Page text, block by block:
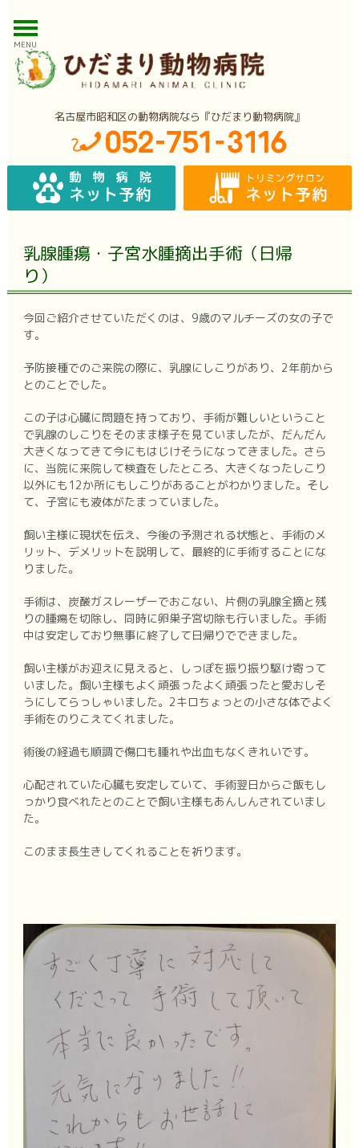
MENU
名古屋市昭和区の動物病院なら『ひだまり動物病院』
乳腺腫瘍・子宮水腫摘出手術（日帰
り）
今回ご紹介させていただくのは、9歳のマルチーズの女の子で
す。
予防接種でのご来院の際に、乳腺にしこりがあり、2年前から
とのことでした。
この子は心臓に問題を持っており、手術が難しいということ
で乳腺のしこりをそのまま様子を見ていましたが、だんだん
大きくなってきて今にもはじけそうになってきました。さら
に、当院に来院して検査をしたところ、大きくなったしこり
以外にも12か所にもしこりがあることがわかりました。そし
て、子宮にも液体がたまっていました。
飼い主様に現状を伝え、今後の予測される状態と、手術のメ
リット、デメリットを説明して、最終的に手術することにな
りました。
手術は、炭酸ガスレーザーでおこない、片側の乳腺全摘と残
りの腫瘍を切除し、同時に卵巣子宮切除も行いました。手術
中は安定しており無事に終了して日帰りでできました。
飼い主様がお迎えに見えると、しっぽを振り振り駆け寄って
いました。飼い主様もよく頑張ったよく頑張ったと愛おしそ
うにしてらっしゃいました。2キロちょっとの小さな体でよく
手術をのりこえてくれました。
術後の経過も順調で傷口も腫れや出血もなくきれいです。
心配されていた心臓も安定していて、手術翌日からご飯もし
っかり食べれたとのことで飼い主様もあんしんされていまし
た。
このまま長生きしてくれることを祈ります。